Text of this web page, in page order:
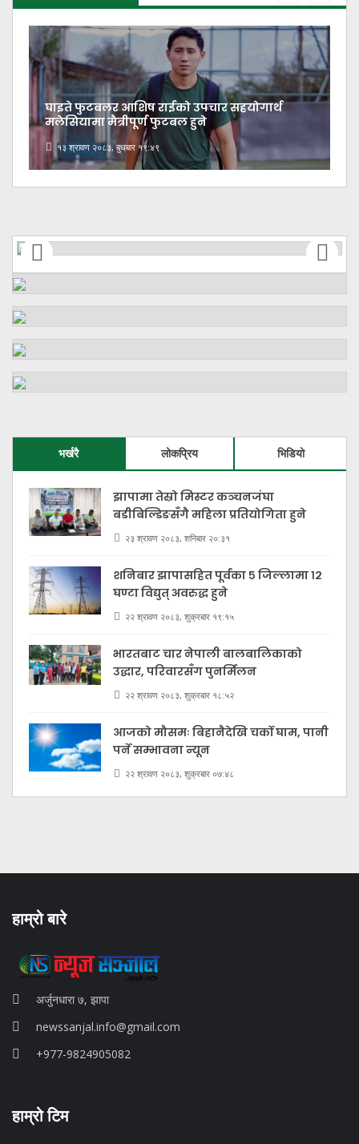
घाइते फुटबलर आशिष राईको उपचार सहयोगार्थ
मलेसियामा मैत्रीपूर्ण फुटबल हुने
१३ श्रावण २०८३, बुधबार १९:४९
भर्खरै लोकप्रिय भिडियो
झापामा तेस्रो मिस्टर कञ्चनजंघा
बडीबिल्डिङसँगै महिला प्रतियोगिता हुने
२३ श्रावण २०८३, शनिबार २०:३१
शनिबार झापासहित पूर्वका ५ जिल्लामा १२
घण्टा विद्युत् अवरुद्ध हुने
२२ श्रावण २०८३, शुक्रबार १९:१५
भारतबाट चार नेपाली बालबालिकाको
उद्धार, परिवारसँग पुनर्मिलन
२२ श्रावण २०८३, शुक्रबार १८:५२
आजको मौसमः बिहानैदेखि चर्को घाम, पानी
पर्ने सम्भावना न्यून
२२ श्रावण २०८३, शुक्रबार ०७:४८
हाम्रो बारे
अर्जुनधारा ७, झापा
newssanjal.info@gmail.com
+977-9824905082
b88 slot
हाम्रो टिम